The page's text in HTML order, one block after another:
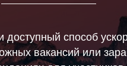
доступный способ
вакансий или